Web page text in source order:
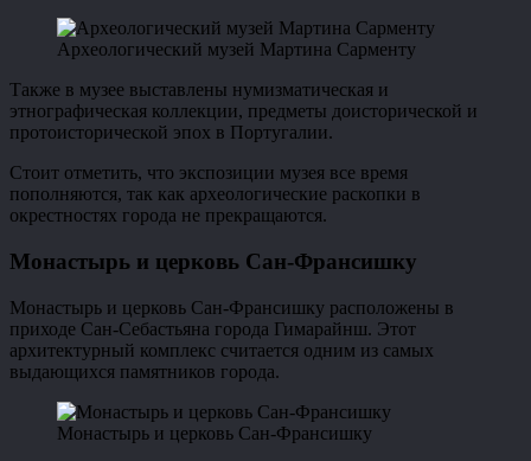
Археологический музей Мартина Сарменту
Также в музее выставлены нумизматическая и
этнографическая коллекции, предметы доисторической и
протоисторической эпох в Португалии.
Стоит отметить, что экспозиции музея все время
пополняются, так как археологические раскопки в
окрестностях города не прекращаются.
Монастырь и церковь Сан-Франсишку
Монастырь и церковь Сан-Франсишку расположены в
приходе Сан-Себастьяна города Гимарайнш. Этот
архитектурный комплекс считается одним из самых
выдающихся памятников города.
Монастырь и церковь Сан-Франсишку